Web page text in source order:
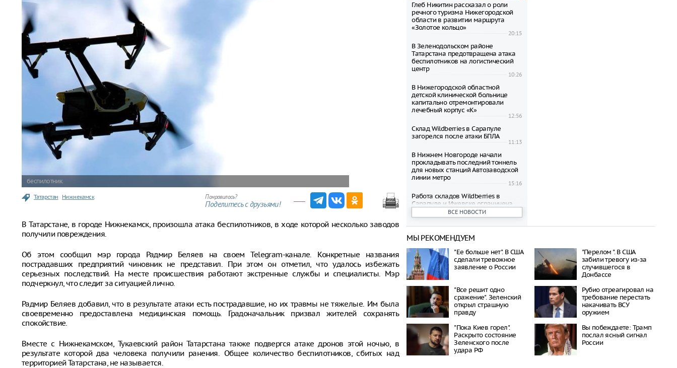
беспилотник
Татарстан Нижнекамск Понравилось?
Поделитесь с друзьями!
В Татарстане, в городе Нижнекамск, произошла атака беспилотников, в ходе которой несколько заводов
получили повреждения.
Об этом сообщил мэр города Радмир Беляев на своем Telegram-канале. Конкретные названия
пострадавших предприятий чиновник не представил. При этом он отметил, что удалось избежать
серьезных последствий. На месте происшествия работают экстренные службы и специалисты. Мэр
подчеркнул, что следит за ситуацией лично.
Радмир Беляев добавил, что в результате атаки есть пострадавшие, но их травмы не тяжелые. Им была
своевременно предоставлена медицинская помощь. Градоначальник призвал жителей сохранять
спокойствие.
Вместе с Нижнекамском, Тукаевский район Татарстана также подвергся атаке дронов этой ночью, в
результате которой два человека получили ранения. Общее количество беспилотников, сбитых над
территорией Татарстана, не называется.
Глеб Никитин рассказал о роли
речного туризма Нижегородской
области в развитии маршрута
«Золотое кольцо»
20:15
В Зеленодольском районе
Татарстана предотвращена атака
беспилотников на логистический
центр
10:26
В Нижегородской областной
детской клинической больнице
капитально отремонтировали
лечебный корпус «К»
12:56
Склад Wildberries в Сарапуле
загорелся после атаки БПЛА
11:13
В Нижнем Новгороде начали
прокладывать последний тоннель
для новых станций Автозаводской
линии метро
15:16
Работа складов Wildberries в
Сарапуле и Ижевске ограничена
из-за беспилотной атаки
10:35
о масштабной атаке БПЛА
Беспилотники нанесли удар по
объекту ТЭК в Ульяновской области
08:48
Беспилотники ВСУ атаковали
производственную зону в
Башкортостане
08:32
В Нижегородской области
суммарный коэффициент
рождаемости превысил
среднероссийский уровень
14:37
В Нижнекамске в результате атаки
ВСЕ НОВОСТИ
МЫ РЕКОМЕНДУЕМ
"Ее больше нет". В США
сделали тревожное
заявление о России
"Перелом ". В США
забили тревогу из-за
случившегося в
Донбассе
"Все решит одно
сражение". Зеленский
открыл страшную
правду
Рубио отреагировал на
требование перестать
накачивать ВСУ
оружием
"Пока Киев горел".
Раскрыто состояние
Зеленского после
удара РФ
Вы побеждаете: Трамп
послал ясный сигнал
России